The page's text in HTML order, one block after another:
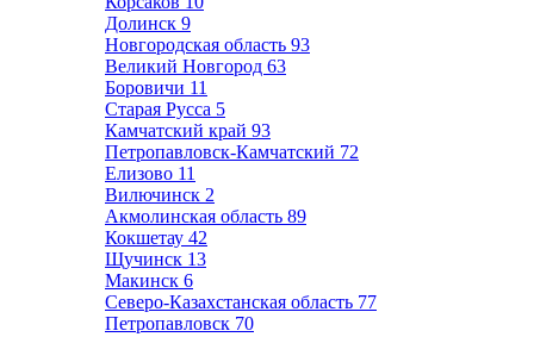
Долинск 9
Новгородская область 93
Великий Новгород 63
Боровичи 11
Старая Русса 5
Камчатский край 93
Петропавловск-Камчатский 72
Елизово 11
Вилючинск 2
Акмолинская область 89
Кокшетау 42
Щучинск 13
Макинск 6
Северо-Казахстанская область 77
Петропавловск 70